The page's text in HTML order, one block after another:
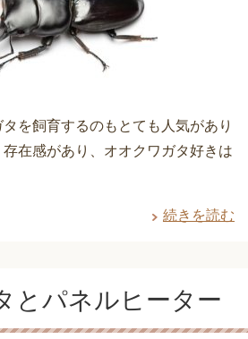
を飼育するのもとても人気があり
在感があり、オオクワガタ好きは
続きを読む
とパネルヒーター